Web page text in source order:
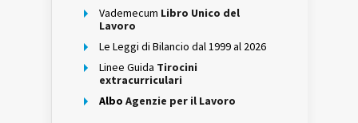
Vademecum Libro Unico del
Lavoro
Le Leggi di Bilancio dal 1999 al 2026
Linee Guida Tirocini
extracurriculari
Albo Agenzie per il Lavoro